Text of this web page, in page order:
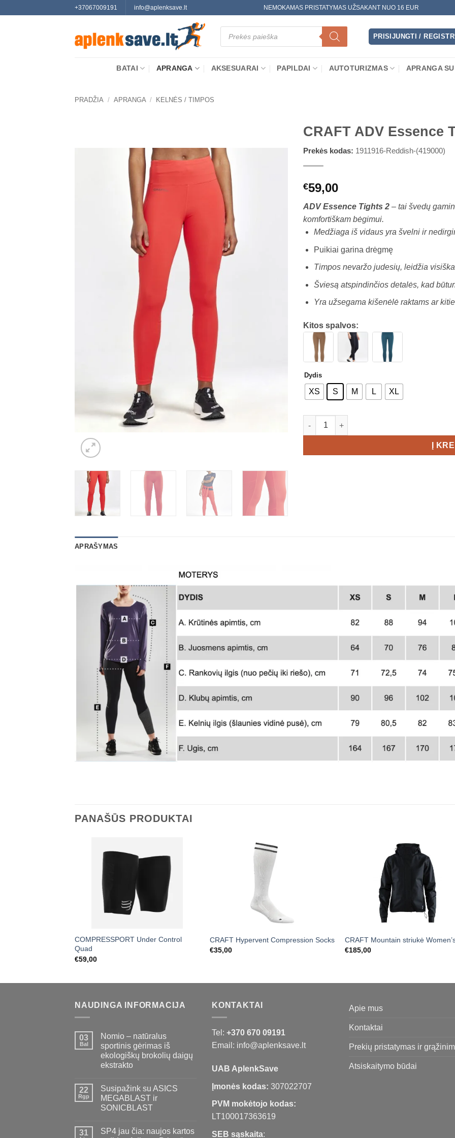
+37067009191 info@aplenksave.lt NEMOKAMAS PRISTATYMAS UŽSAKANT NUO 16 EUR
Products
search
PRISIJUNGTI /
BATAI APRANGA AKSESUARAI PAPILDAI AUTOTURIZMAS APRANGA
PRADŽIA / APRANGA / KELNĖS / TIMPOS
CRAFT ADV Essence
Prekės kodas: 1911916-Reddish-(419000)
€59,00
ADV Essence Tights 2 – tai švedų
komfortiškam bėgimui.
Medžiaga iš vidaus yra švelni ir
Puikiai garina drėgmę
Timpos nevaržo judesių, leidžia
Šviesą atspindinčios detalės, kad
Yra užsegama kišenėlė raktams ar
Kitos spalvos:
Dydis
XS S M L XL
produkto kiekis: CRAFT ADV Essence
Į
APRAŠYMAS
PANAŠŪS PRODUKTAI
COMPRESSPORT Under Control
Quad
€59,00
CRAFT Hypervent Compression Socks
€35,00
CRAFT Mountain striukė
€185,00
NAUDINGA INFORMACIJA
03
Bal
Nomio – natūralus
sportinis gėrimas iš
ekologiškų brokolių daigų
ekstrakto
22
Rgp
Susipažink su ASICS
MEGABLAST ir
SONICBLAST
31
SP4 jau čia: naujos kartos
KONTAKTAI
Tel: +370 670 09191
Email: info@aplenksave.lt
UAB AplenkSave
Įmonės kodas: 307022707
PVM mokėtojo kodas:
LT100017363619
SEB sąskaita:
Apie mus
Kontaktai
Prekių pristatymas ir
Atsiskaitymo būdai